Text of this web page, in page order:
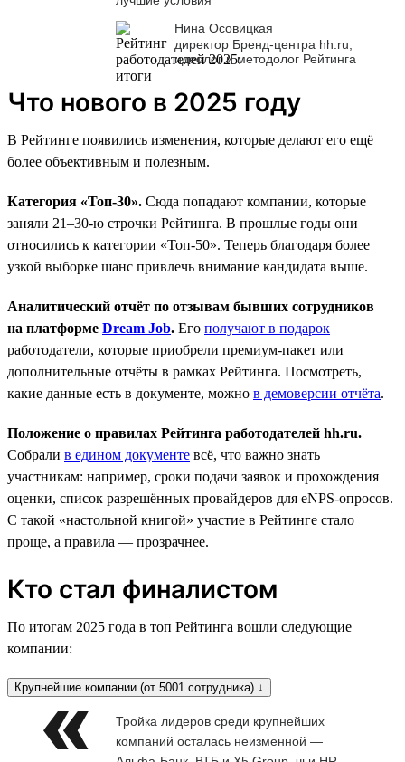
Нина Осовицкая
директор Бренд-центра hh.ru,
идеолог и методолог Рейтинга
Что нового в 2025 году
В Рейтинге появились изменения, которые делают его ещё
более объективным и полезным.
Категория «Топ-30». Сюда попадают компании, которые
заняли 21–30-ю строчки Рейтинга. В прошлые годы они
относились к категории «Топ-50». Теперь благодаря более
узкой выборке шанс привлечь внимание кандидата выше.
Аналитический отчёт по отзывам бывших сотрудников
на платформе Dream Job. Его получают в подарок
работодатели, которые приобрели премиум-пакет или
дополнительные отчёты в рамках Рейтинга. Посмотреть,
какие данные есть в документе, можно в демоверсии отчёта.
Положение о правилах Рейтинга работодателей hh.ru.
Собрали в едином документе всё, что важно знать
участникам: например, сроки подачи заявок и прохождения
оценки, список разрешённых провайдеров для eNPS-опросов.
С такой «настольной книгой» участие в Рейтинге стало
проще, а правила — прозрачнее.
Кто стал финалистом
По итогам 2025 года в топ Рейтинга вошли следующие
компании:
Крупнейшие компании (от 5001 сотрудника) ↓
Тройка лидеров среди крупнейших
компаний осталась неизменной —